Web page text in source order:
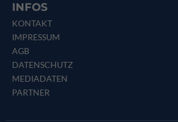
INFOS
KONTAKT
IMPRESSUM
AGB
DATENSCHUTZ
MEDIADATEN
PARTNER